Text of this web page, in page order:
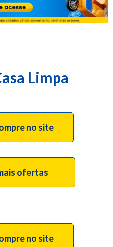
Limpa
no site
ofertas
no site